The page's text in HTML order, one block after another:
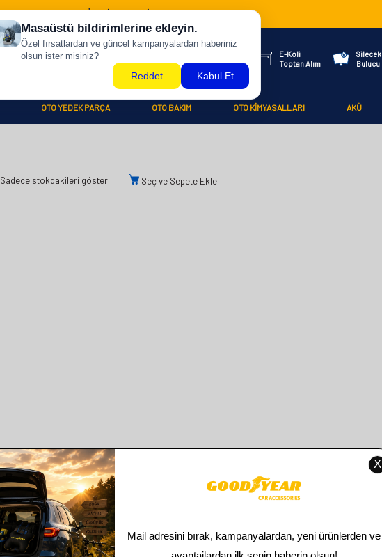
500 TL ÜZERİ KARGO BİZDEN !
E-Koli
Toptan Alım
Silecek
Bulucu
OTO YEDEK PARÇA OTO BAKIM OTO KİMYASALLARI AKÜ
Sadece stokdakileri göster Seç ve Sepete Ekle